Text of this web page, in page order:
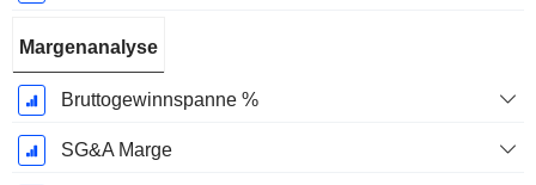
Margenanalyse
Bruttogewinnspanne %
SG&A Marge